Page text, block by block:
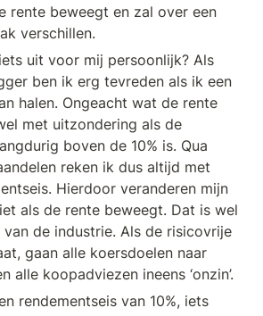
rente beweegt en zal over een
verschillen.
uit voor mij persoonlijk? Als
ben ik erg tevreden als ik een
halen. Ongeacht wat de rente
met uitzondering als de
boven de 10% is. Qua
reken ik dus altijd met
Hierdoor veranderen mijn
als de rente beweegt. Dat is wel
de industrie. Als de risicovrije
gaan alle koersdoelen naar
alle koopadviezen ineens ‘onzin’.
rendementseis van 10%, iets